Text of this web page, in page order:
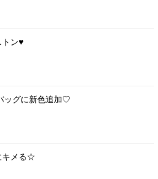
トン♥
ッグに新色追加♡
キメる☆